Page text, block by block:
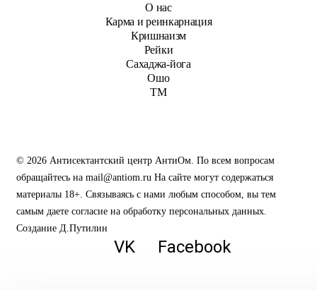
О нас
Карма и реинкарнация
Кришнаизм
Рейки
Сахаджа-йога
Ошо
ТМ
© 2026 Антисектантский центр АнтиОм. По всем вопросам
обращайтесь на mail@antiom.ru На сайте могут содержаться
материалы 18+. Связываясь с нами любым способом, вы тем
самым даете согласие на обработку персональных данных.
Создание Д.Путилин
VK Facebook